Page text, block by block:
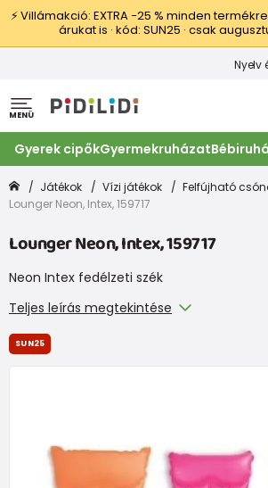
⚡ Villámakció: EXTRA −25 % minden
árukat is · kód: SUN25 · csak
Nyelv
MENÜ
Gyerek cipőkGyermekruházat
Játékok Vízi játékok
Felfújható
Lounger Neon, Intex, 159717
Lounger Neon, Intex, 159717
Neon Intex fedélzeti szék
Teljes leírás megtekintése
SUN25